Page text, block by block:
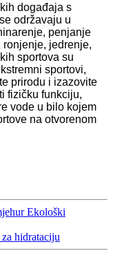
događaja s
održavaju u
penjanje
jedrenje,
sportova su
sportovi,
prirodu i izazovite
fizičku funkciju,
vode u bilo kojem
na otvorenom
Ekološki
hidrataciju